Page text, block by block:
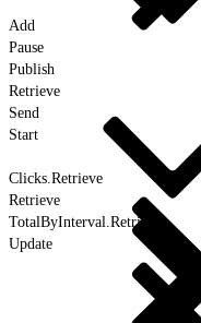
Add
Pause
Publish
Retrieve
Send
Start
Clicks.Retrieve
Retrieve
TotalByInterval.Retrieve
Update